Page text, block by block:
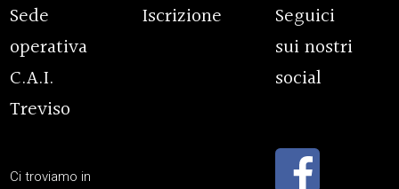
Sede
operativa
C.A.I.
Treviso
Ci troviamo in
Iscrizione
Seguici
sui nostri
social